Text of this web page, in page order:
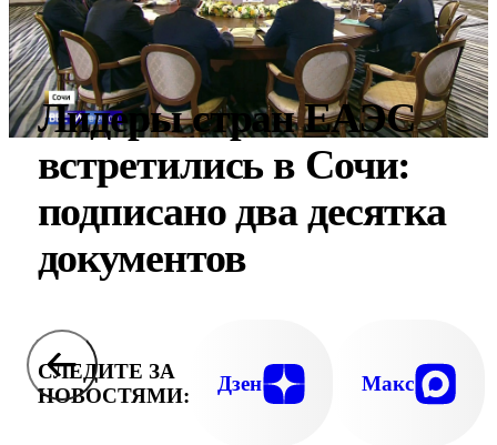
Лидеры стран ЕАЭС
встретились в Сочи:
подписано два десятка
документов
СЛЕДИТЕ ЗА
НОВОСТЯМИ:
Дзен Макс